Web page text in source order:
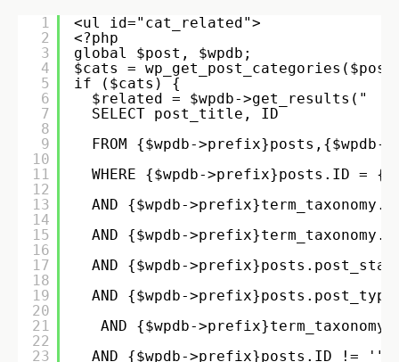
1
2
3
4
5
6
7
8
9
10
11
12
13
14
15
16
17
18
19
20
21
22
23
<ul id="cat_related">
<?php
global $post, $wpdb;
$cats =
if ($cats) {
$related = $wpdb->get_results("
SELECT post_title, ID
FROM {$wpdb-
WHERE {$wpdb->prefix}posts.ID =
AND {$wpdb-
AND {$wpdb-
AND {$wpdb-
AND {$wpdb-
AND {$wpdb-
AND {$wpdb->prefix}posts.ID !=